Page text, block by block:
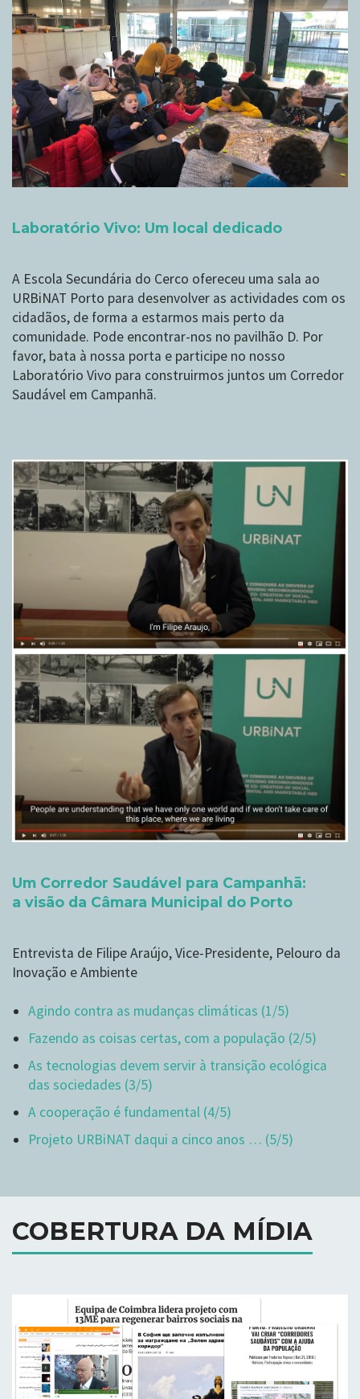
Laboratório Vivo: Um local dedicado
A Escola Secundária do Cerco ofereceu uma sala ao
URBiNAT Porto para desenvolver as actividades com os
cidadãos, de forma a estarmos mais perto da
comunidade. Pode encontrar-nos no pavilhão D. Por
favor, bata à nossa porta e participe no nosso
Laboratório Vivo para construirmos juntos um Corredor
Saudável em Campanhã.
Um Corredor Saudável para Campanhā:
a visão da Câmara Municipal do Porto
Entrevista de Filipe Araújo, Vice-Presidente, Pelouro da
Inovação e Ambiente
Agindo contra as mudanças climáticas (1/5)
Fazendo as coisas certas, com a população (2/5)
As tecnologias devem servir à transição ecológica
das sociedades (3/5)
A cooperação é fundamental (4/5)
Projeto URBiNAT daqui a cinco anos … (5/5)
COBERTURA DA MÍDIA